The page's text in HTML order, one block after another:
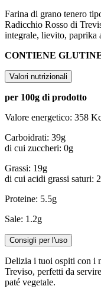
Farina di grano tenero
Radicchio Rosso di
integrale, lievito, paprika
CONTIENE
Valori nutrizionali
per 100g di prodotto
Valore energetico: 358
Carboidrati: 39g
di cui zuccheri: 0g
Grassi: 19g
di cui acidi grassi saturi:
Proteine: 5.5g
Sale: 1.2g
Consigli per l'uso
Delizia i tuoi ospiti con i
Treviso, perfetti da
paté vegetale.